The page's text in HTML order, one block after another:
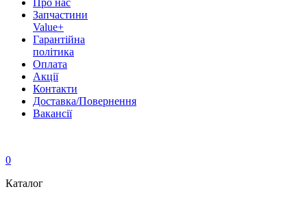
Про нас
Запчастини
Value+
Гарантійна
політика
Оплата
Акції
Контакти
Доставка/Повернення
Вакансії
0
Каталог